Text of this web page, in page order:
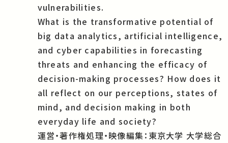
vulnerabilities.
What is the transformative potential of
big data analytics, artificial intelligence,
and cyber capabilities in forecasting
threats and enhancing the efficacy of
decision-making processes? How does it
all reflect on our perceptions, states of
mind, and decision making in both
everyday life and society?
運営・著作権処理・映像編集：東京大学 大学総合